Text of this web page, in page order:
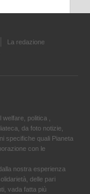
La redazione
politica ,
da foto notizie,
specifiche quali Pianeta
con le
nostra esperienza
delle pari
vada fatta più